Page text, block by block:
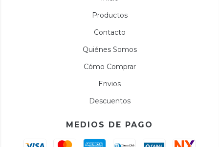
Productos
Contacto
Quiénes Somos
Cómo Comprar
Envios
Descuentos
MEDIOS DE PAGO